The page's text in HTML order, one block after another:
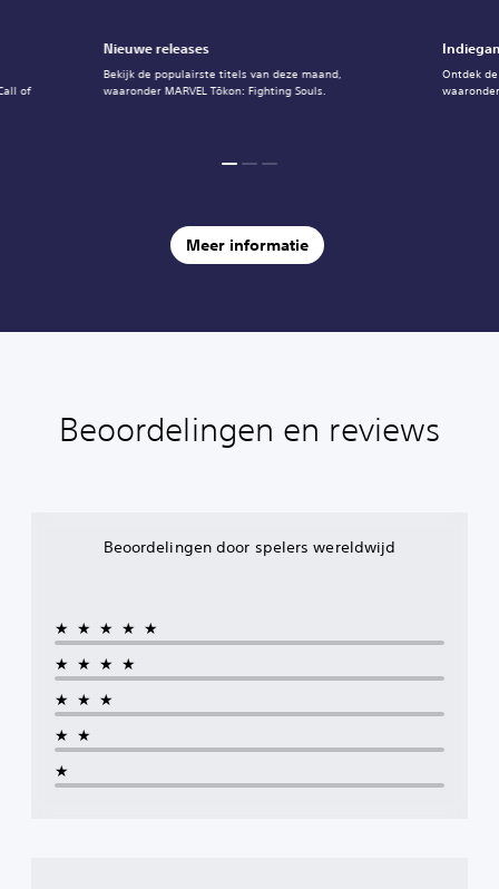
Nieuwe releases
Bekijk de populairste titels van deze maand,
waaronder MARVEL Tōkon: Fighting Souls.
Ontdek
of
Meer informatie
Beoordelingen en reviews
Beoordelingen door spelers wereldwijd
★★★★★
★★★★
★★★
★★
★